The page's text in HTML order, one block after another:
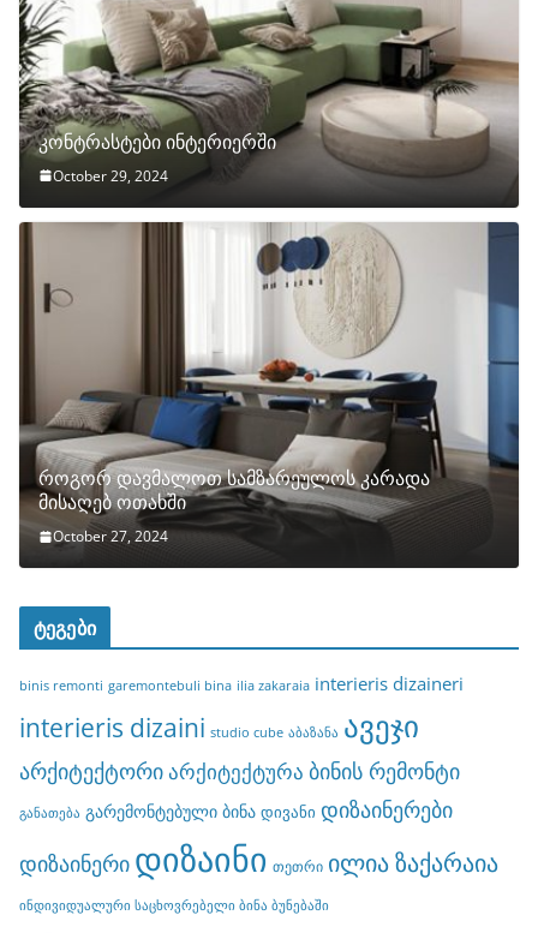
კონტრასტები ინტერიერში
October 29, 2024
როგორ დავმალოთ სამზარეულოს კარადა
მისაღებ ოთახში
October 27, 2024
ტეგები
binis remonti garemontebuli bina ilia zakaraia interieris dizaineri
interieris dizaini studio cube აბაზანა ავეჯი
არქიტექტორიარქიტექტურა ბინის რემონტი
განათება გარემონტებული ბინა დივანი დიზაინერები
დიზაინერი დიზაინი თეთრი ილია ზაქარაია
ინდივიდუალური საცხოვრებელი ბინა ბუნებაში